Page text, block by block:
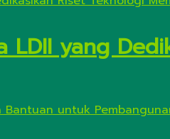
LDII yang